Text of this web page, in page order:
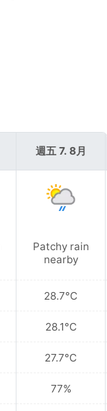
週五 7. 8月
Patchy rain
nearby
28.7°C
28.1°C
27.7°C
77%